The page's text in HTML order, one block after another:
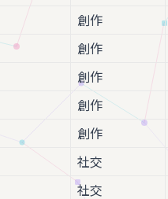
創作
創作
創作
創作
創作
社交
社交